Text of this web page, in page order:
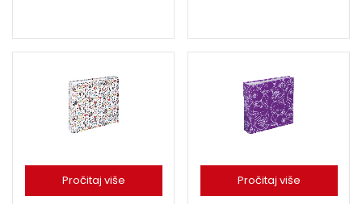
Pročitaj više Pročitaj više